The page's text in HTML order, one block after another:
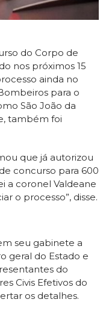
do Corpo de
nos próximos 15
ainda no
para o
São João da
também foi
que já autorizou
concurso para 600
a coronel Valdeane
o processo”, disse.
seu gabinete a
geral do Estado e
do
Civis Efetivos do
os detalhes.